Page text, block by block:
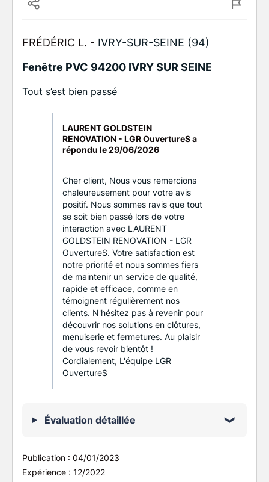
FRÉDÉRIC L. - IVRY-SUR-SEINE (94)
Fenêtre PVC 94200 IVRY SUR SEINE
Tout s’est bien passé
LAURENT GOLDSTEIN
RENOVATION - LGR OuvertureS a
répondu le29/06/2026
Cher client, Nous vous remercions
chaleureusement pour votre avis
positif. Nous sommes ravis que tout
se soit bien passé lors de votre
interaction avec LAURENT
GOLDSTEIN RENOVATION - LGR
OuvertureS. Votre satisfaction est
notre priorité et nous sommes fiers
de maintenir un service de qualité,
rapide et efficace, comme en
témoignent régulièrement nos
clients. N'hésitez pas à revenir pour
découvrir nos solutions en clôtures,
menuiserie et fermetures. Au plaisir
de vous revoir bientôt !
Cordialement, L'équipe LGR
OuvertureS
Évaluation détaillée
Publication : 04/01/2023
Expérience : 12/2022